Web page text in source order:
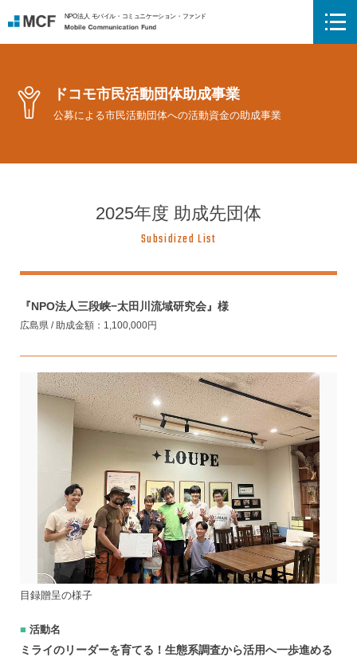
NPO法人 モバイル・コミュニケーション・ファンド
ドコモ市民活動団体助成事業
公募による市民活動団体への活動資金の助成事業
2025年度 助成先団体
Subsidized List
『NPO法人三段峡−太田川流域研究会』様
広島県 / 助成金額：1,100,000円
目録贈呈の様子
活動名
ミライのリーダーを育てる！生態系調査から活用へ一歩進める